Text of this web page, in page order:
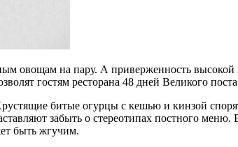
овощам на пару. А приверженность
гостям ресторана 48 дней Великого
битые огурцы с кешью и кинзой
забыть о стереотипах постного
быть жгучим.